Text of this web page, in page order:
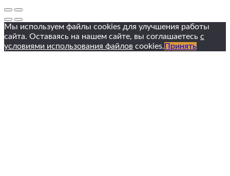
Мы используем файлы cookies для улучшения работы
сайта. Оставаясь на нашем сайте, вы соглашаетесь с
условиями использования файлов cookies. Принять